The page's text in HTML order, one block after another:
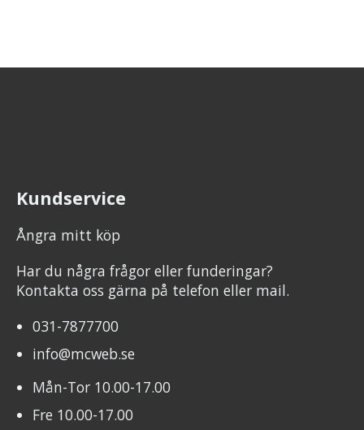
Kundservice
Ångra mitt köp
Har du några frågor eller funderingar?
Kontakta oss gärna på telefon eller mail.
031-7877700
info@mcweb.se
Mån-Tor 10.00-17.00
Fre 10.00-17.00